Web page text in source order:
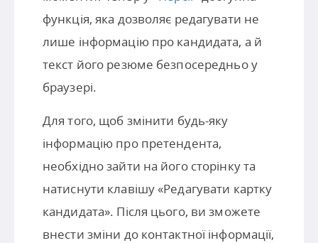
функція, яка дозволяє редагувати не
лише інформацію про кандидата, а й
текст його резюме безпосередньо у
браузері.
Для того, щоб змінити будь-яку
інформацію про претендента,
необхідно зайти на його сторінку та
натиснути клавішу «Редагувати картку
кандидата». Після цього, ви зможете
внести зміни до контактної інформації,